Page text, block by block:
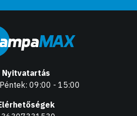
Nyitvatartás
09:00 - 15:00